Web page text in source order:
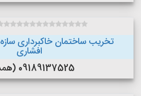
تخریب ساختمان خاکبرداری
افشاری
09189137525 (همدان)